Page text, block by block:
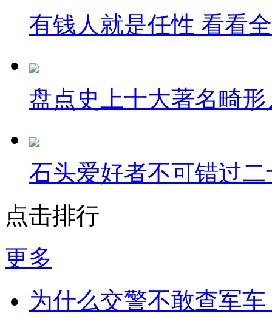
有钱人就是任性 看看
盘点史上十大著名畸
石头爱好者不可错过
点击排行
更多
为什么交警不敢查军